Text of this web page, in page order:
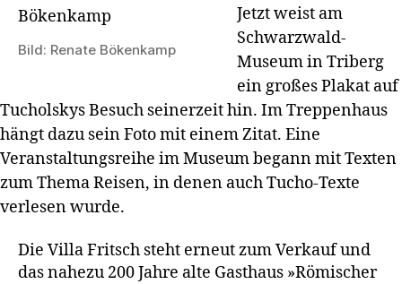
Bild: Renate Bökenkamp
Jetzt weist am
Schwarzwald-
Museum in Triberg
ein großes Plakat auf
Tuchols­kys Besuch seinerzeit hin. Im Treppenhaus
hängt dazu sein Foto mit einem Zi­tat. Eine
Veranstaltungsreihe im Museum begann mit Texten
zum Thema Rei­sen, in denen auch Tucho-Texte
verlesen wurde.
Die Villa Fritsch steht erneut zum Verkauf und
das nahezu 200 Jahre alte Gast­haus »Römischer